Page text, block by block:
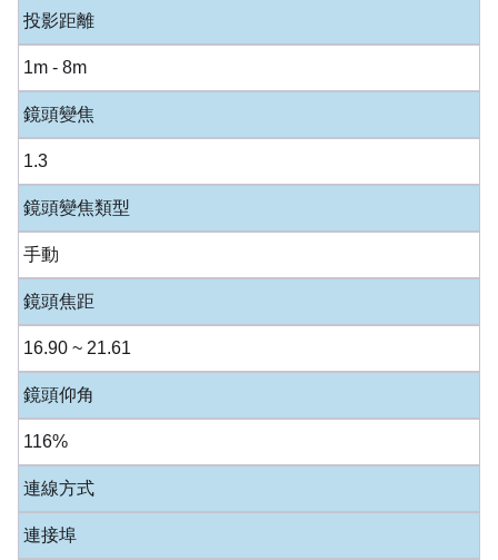
投影距離
1m - 8m
鏡頭變焦
1.3
鏡頭變焦類型
手動
鏡頭焦距
16.90 ~ 21.61
鏡頭仰角
116%
連線方式
連接埠